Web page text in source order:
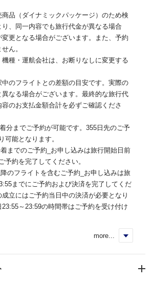
品（ダイナミックパッケージ）のため検
、同一内容でも旅行代金が異なる場合
更となる場合がございます。また、予約
ん。
種・運航会社は、お断りなしに変更する
のフライトとの差額の目安です。実際の
なる場合がございます。最終的な旅行代
のお支払金額合計を必ずご確認くださ
分までご予約が可能です。355日先のご予
可能となります。
までのご予約_お申し込みは旅行開始日前
予約を完了してください。
のフライトを含むご予約_お申し込みは旅
までにご予約および決済を完了してくだ
立にはご予約当日中の決済が必要となり
23:55～23:59の時間帯はご予約を受け付け
more...
く